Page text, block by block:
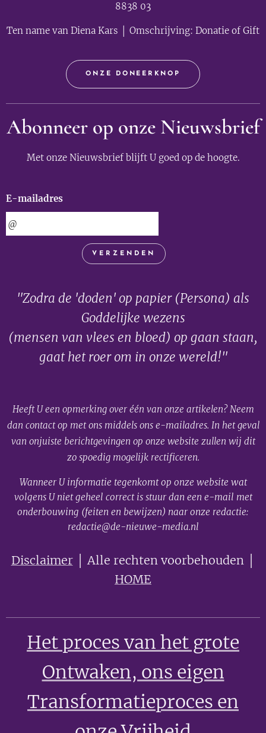
8838 03
Ten name van Diena Kars │ Omschrijving: Donatie of Gift
ONZE DONEERKNOP
Abonneer op onze Nieuwsbrief
Met onze Nieuwsbrief blijft U goed op de hoogte.
E-mailadres
VERZENDEN
"Zodra de 'doden' op papier (Persona) als
Goddelijke wezens
(mensen van vlees en bloed) op gaan staan,
gaat het roer om in onze wereld!"
Heeft U een opmerking over één van onze artikelen? Neem
dan contact op met ons middels ons e-mailadres. In het geval
van onjuiste berichtgevingen op onze website zullen wij dit
zo spoedig mogelijk rectificeren.
Wanneer U informatie tegenkomt op onze website wat
volgens U niet geheel correct is stuur dan een e-mail met
onderbouwing (feiten en bewijzen) naar onze redactie:
redactie@de-nieuwe-media.nl
Disclaimer│ Alle rechten voorbehouden │
HOME
Het proces van het grote
Ontwaken, ons eigen
Transformatieproces en